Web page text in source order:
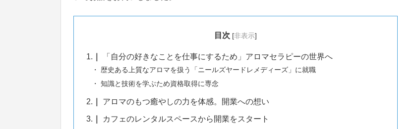
目次 [非表示]
1. 「自分の好きなことを仕事にするため」アロマセラピーの世界へ
歴史ある上質なアロマを扱う「ニールズヤードレメディーズ」に就職
知識と技術を学ぶため資格取得に専念
2. アロマのもつ癒やしの力を体感。開業への想い
3. カフェのレンタルスペースから開業をスタート